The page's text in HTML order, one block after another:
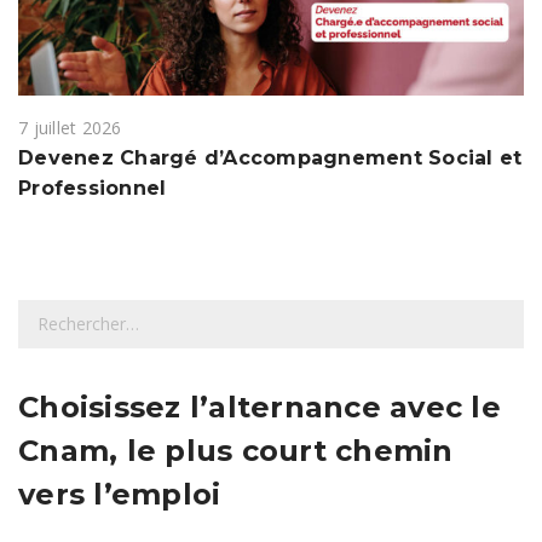
7 juillet 2026
Devenez Chargé d’Accompagnement Social et
Professionnel
h
r
c
Choisissez l’alternance avec le
Cnam, le plus court chemin
vers l’emploi